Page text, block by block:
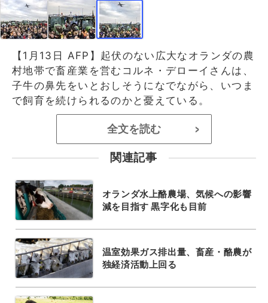
【1月13日 AFP】起伏のない広大なオランダの農
村地帯で畜産業を営むコルネ・デローイさんは、
子牛の鼻先をいとおしそうになでながら、いつま
で飼育を続けられるのかと憂えている。
全文を読む >
関連記事
オランダ水上酪農場、気候への影響
減を目指す 黒字化も目前
温室効果ガス排出量、畜産・酪農が
独経済活動上回る